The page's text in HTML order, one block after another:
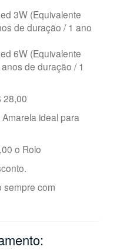
3W (Equivalente
de duração / 1 ano
6W (Equivalente
de duração / 1
28,00
ideal para
o Rolo
sempre com